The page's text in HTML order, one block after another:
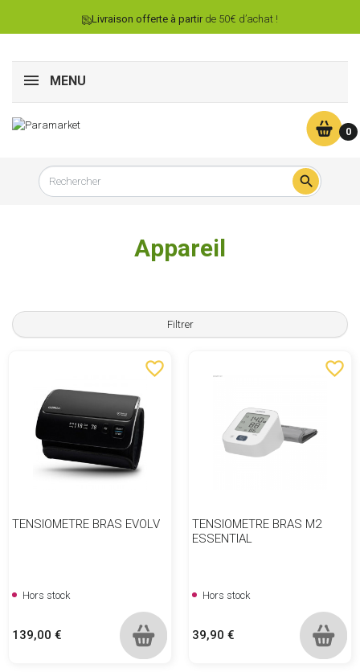
Livraison offerte à partirde 50€ d’achat !
MENU
0

Appareil
Filtrer
favorite_border
TENSIOMETRE BRAS EVOLV
Hors stock
Prix
139,00 €
favorite_border
TENSIOMETRE BRAS M2
ESSENTIAL
Hors stock
Prix
39,90 €